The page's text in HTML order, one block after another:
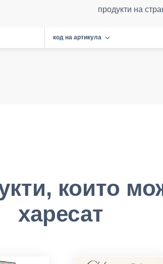
продукти на
код на артикула
които
харесат